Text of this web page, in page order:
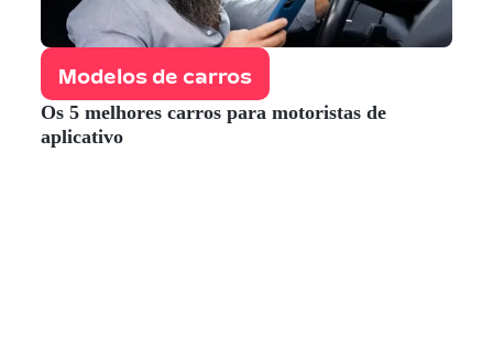
Modelos de carros
Os 5 melhores carros para motoristas de
aplicativo